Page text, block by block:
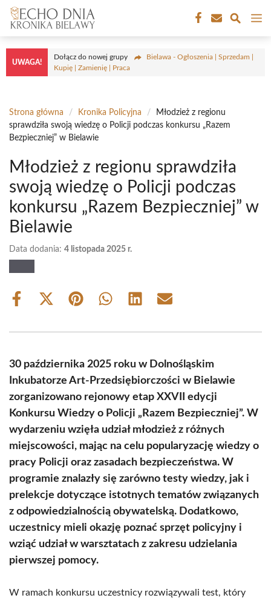
Przejdź
treści
UWAGA!
Dołącz do nowej grupy
Bielawa - Ogłoszenia | Sprzedam |
Kupię | Zamienię | Praca
Strona główna / Kronika Policyjna /
Młodzież z regionu
sprawdziła swoją wiedzę o Policji podczas konkursu „Razem
Bezpieczniej” w Bielawie
Młodzież z regionu sprawdziła
swoją wiedzę o Policji podczas
konkursu „Razem Bezpieczniej” w
Bielawie
Data dodania: 4 listopada 2025 r.
Share
Share
(Twitter)
Share Share Share Share
30 października 2025 roku w Dolnośląskim
Inkubatorze Art-Przedsiębiorczości w Bielawie
zorganizowano rejonowy etap XXVII edycji
Konkursu Wiedzy o Policji „Razem Bezpieczniej”. W
wydarzeniu wzięła udział młodzież z różnych
miejscowości, mając na celu popularyzację wiedzy o
pracy Policji oraz zasadach bezpieczeństwa. W
programie znalazły się zarówno testy wiedzy, jak i
prelekcje dotyczące istotnych tematów związanych
z odpowiedzialnością obywatelską. Dodatkowo,
uczestnicy mieli okazję poznać sprzęt policyjny i
wziąć udział w warsztatach z zakresu udzielania
pierwszej pomocy.
W ramach konkursu uczestnicy rozwiązywali test, który